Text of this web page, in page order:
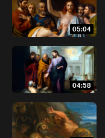
05:04
04:58